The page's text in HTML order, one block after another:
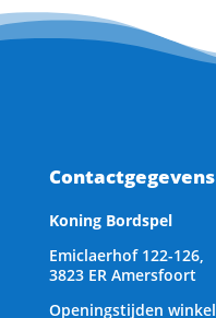
Contactgegevens
Koning Bordspel
Emiclaerhof 122-126,
3823 ER Amersfoort
Openingstijden winkel